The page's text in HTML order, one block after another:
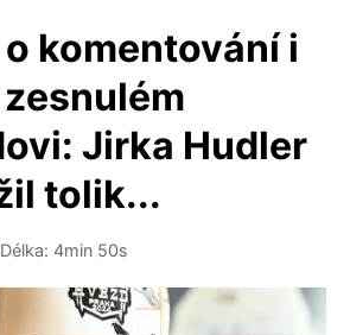
komentování i
Jirka Hudler
tolik...
Délka: 4min 50s